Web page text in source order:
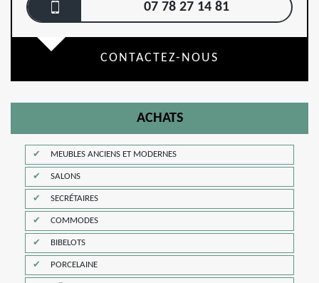
07 78 27 14 81
CONTACTEZ-NOUS
ACHATS
MEUBLES ANCIENS ET MODERNES
SALONS
SECRÉTAIRES
COMMODES
BIBELOTS
PORCELAINE